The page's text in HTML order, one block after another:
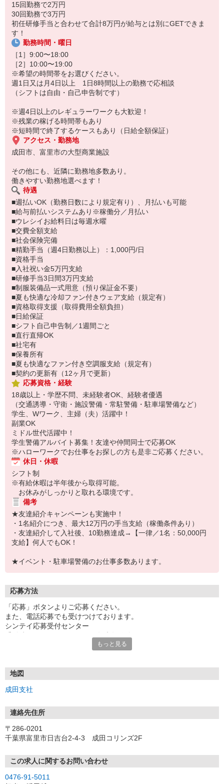
15回勤務で2万円
30回勤務で3万円
初任研修手当と合わせて合計8万円が給与とは別にGETできま
す！
勤務時間・曜日
［1］9:00〜18:00
［2］10:00〜19:00
※希望の時間帯をお選びください。
週1日又は月4日以上 1日8時間以上の勤務で応相談
（シフトは自由・自己申告制です）
※週4日以上のレギュラーワークも大歓迎！
※残業の稼げる時間帯もあり
※短時間で終了するケースもあり（日給全額保証）
アクセス・勤務地
成田市、富里市の大型商業施設
その他にも、近隣に勤務地多数あり。
働きやすい勤務地選べます！
待遇
■週払いOK（勤務日数により規定有り）、月払いも可能
■給与前払いシステムあり※稼働分／月払い
■ウレシイお給料日は毎週水曜
■交費全額支給
■社会保険完備
■精勤手当（週4日勤務以上）：1,000円/日
■資格手当
■入社祝い金5万円支給
■研修手当3日間3万円支給
■制服装備品一式用意（預り保証金不要）
■夏も快適な冷却ファン付きウェア支給（規定有）
■資格取得支援（取得費用全額負担）
■日給保証
■シフト自己申告制／1週間ごと
■直行直帰OK
■社宅有
■保養所有
■夏も快適なファン付き空調服支給（規定有）
■契約の更新有（12ヶ月で更新）
応募資格・経験
18歳以上・学歴不問、未経験者OK、経験者優遇
（交通誘導・守衛・施設警備・常駐警備・駐車場警備など）
学生、Wワーク、主婦（夫）活躍中！
副業OK
ミドル世代活躍中！
学生警備アルバイト募集！友達や仲間同士で応募OK
※ハローワークでお仕事をお探しの方も是非ご応募ください。
休日・休暇
シフト制
※有給休暇は半年後から取得可能。
お休みがしっかりと取れる環境です。
備考
★友達紹介キャンペーンも実施中！
・1名紹介につき、最大12万円の手当支給（稼働条件あり）
・友達紹介して入社後、10勤務達成→【一律／1名：50,000円
支給】何人でもOK！
★イベント・駐車場警備のお仕事多数あります。
応募方法
「応募」ボタンよりご応募ください。
また、電話応募でも受けつけております。
シンテイ応募受付センター
※面接予約メールが配信されない場合、お電話にてお問い合わせく
※以下ドメインからメールを受信できるよう設定をお願いします。
さい。
★面接時のマスク着用OKです
★面接にいらした方100％採用希望
・成田支社（千葉県富里市日吉台2-4-3 成田コリンズ2F）
＼応募から最短5日で勤務スタートも可能です／
もっと見る
地図
成田支社
連絡先住所
〒286-0201
千葉県富里市日吉台2-4-3 成田コリンズ2F
この求人に関するお問い合わせ
0476-91-5011